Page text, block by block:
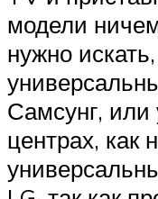
модели
нужно
Самсунг, или
центрах, как